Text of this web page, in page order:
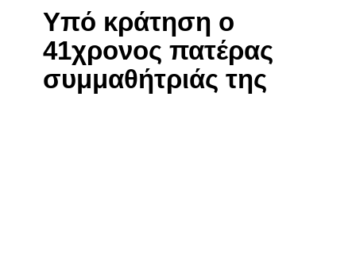
Υπό κράτηση ο
41χρονος πατέρας
συμμαθήτριάς της